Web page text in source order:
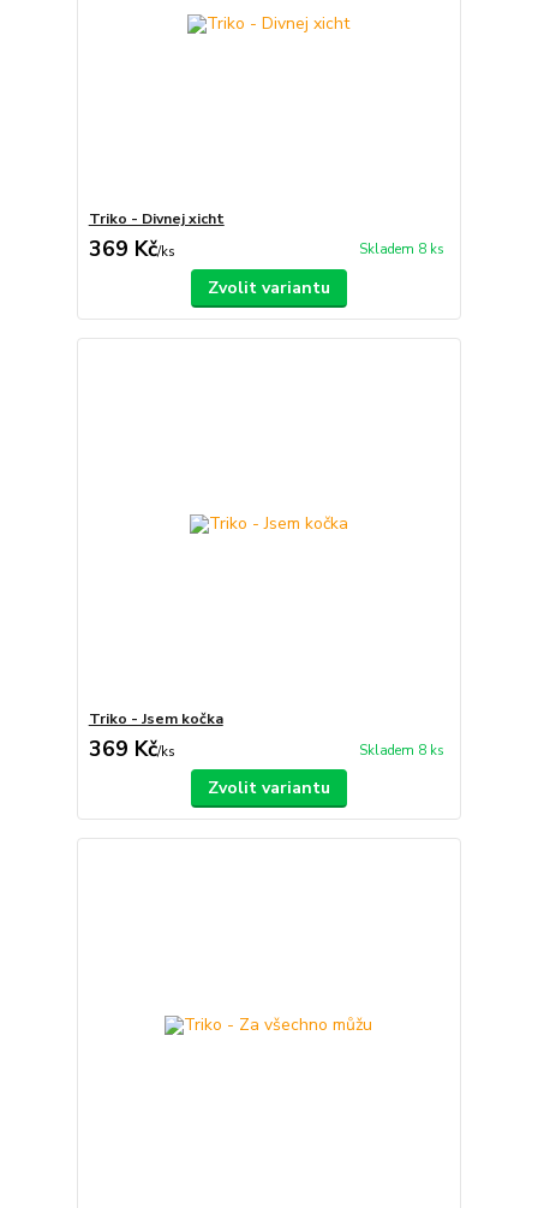
Triko - Divnej xicht
369 Kč/ks Skladem 8 ks
Zvolit variantu
Triko - Jsem kočka
369 Kč/ks Skladem 8 ks
Zvolit variantu